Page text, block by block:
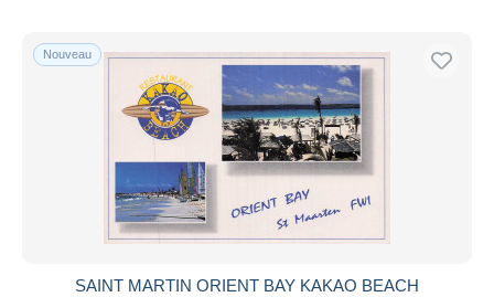
Nouveau
SAINT MARTIN ORIENT BAY KAKAO BEACH